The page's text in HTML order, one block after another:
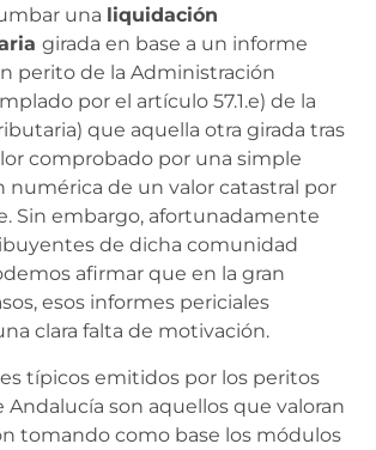
una liquidación
girada en base a un informe
perito de la Administración
por el artículo 57.1.e) de la
que aquella otra girada tras
comprobado por una simple
numérica de un valor catastral por
Sin embargo, afortunadamente
de dicha comunidad
afirmar que en la gran
esos informes periciales
clara falta de motivación.
típicos emitidos por los peritos
Andalucía son aquellos que valoran
tomando como base los módulos